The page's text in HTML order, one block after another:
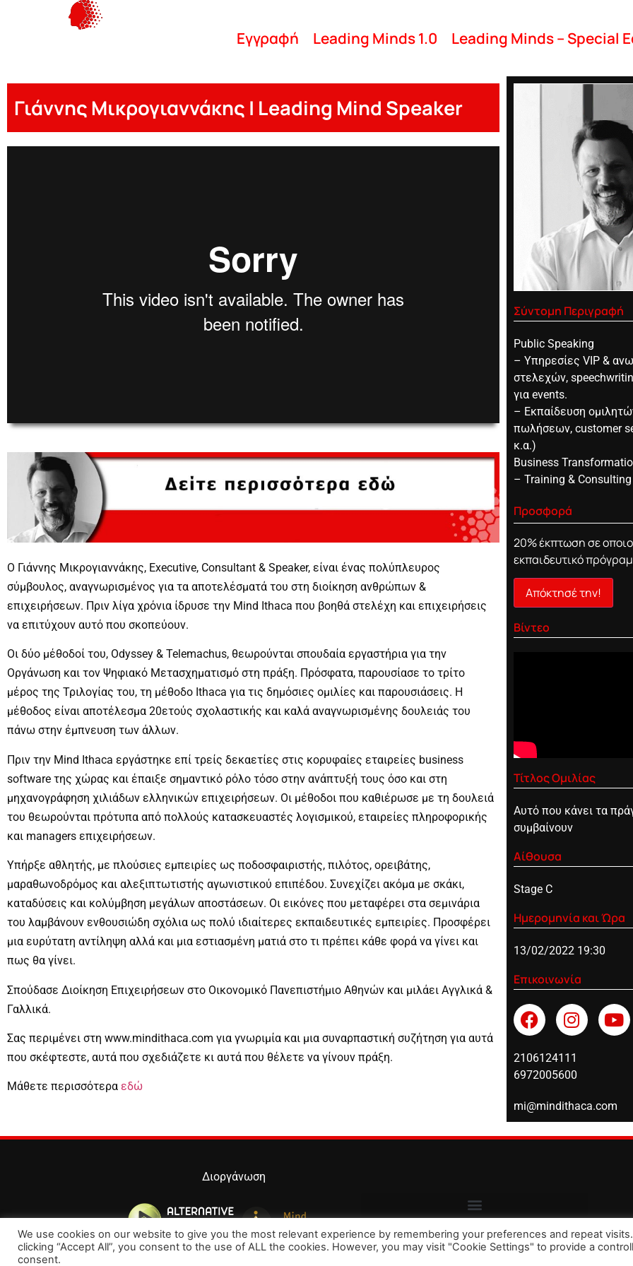
Εγγραφή Leading Minds 1.0 Leading Minds – Special
Γιάννης Μικρογιαννάκης | Leading Mind Speaker
Ο Γιάννης Μικρογιαννάκης, Executive, Consultant & Speaker, είναι ένας πολύπλευρος
σύμβουλος, αναγνωρισμένος για τα αποτελέσματά του στη διοίκηση ανθρώπων &
επιχειρήσεων. Πριν λίγα χρόνια ίδρυσε την Mind Ithaca που βοηθά στελέχη και επιχειρήσεις
να επιτύχουν αυτό που σκοπεύουν.
Οι δύο μέθοδοί του, Odyssey & Telemachus, θεωρούνται σπουδαία εργαστήρια για την
Οργάνωση και τον Ψηφιακό Μετασχηματισμό στη πράξη. Πρόσφατα, παρουσίασε το τρίτο
μέρος της Τριλογίας του, τη μέθοδο Ithaca για τις δημόσιες ομιλίες και παρουσιάσεις. H
μέθοδος είναι αποτέλεσμα 20ετούς σχολαστικής και καλά αναγνωρισμένης δουλειάς του
πάνω στην έμπνευση των άλλων.
Πριν την Mind Ithaca εργάστηκε επί τρείς δεκαετίες στις κορυφαίες εταιρείες business
software της χώρας και έπαιξε σημαντικό ρόλο τόσο στην ανάπτυξή τους όσο και στη
μηχανογράφηση χιλιάδων ελληνικών επιχειρήσεων. Οι μέθοδοι που καθιέρωσε με τη δουλειά
του θεωρούνται πρότυπα από πολλούς κατασκευαστές λογισμικού, εταιρείες πληροφορικής
και managers επιχειρήσεων.
Υπήρξε αθλητής, με πλούσιες εμπειρίες ως ποδοσφαιριστής, πιλότος, ορειβάτης,
μαραθωνοδρόμος και αλεξιπτωτιστής αγωνιστικού επιπέδου. Συνεχίζει ακόμα με σκάκι,
καταδύσεις και κολύμβηση μεγάλων αποστάσεων. Οι εικόνες που μεταφέρει στα σεμινάρια
του λαμβάνουν ενθουσιώδη σχόλια ως πολύ ιδιαίτερες εκπαιδευτικές εμπειρίες. Προσφέρει
μια ευρύτατη αντίληψη αλλά και μια εστιασμένη ματιά στο τι πρέπει κάθε φορά να γίνει και
πως θα γίνει.
Σπούδασε Διοίκηση Επιχειρήσεων στο Οικονομικό Πανεπιστήμιο Αθηνών και μιλάει Αγγλικά &
Γαλλικά.
Σας περιμένει στη www.mindithaca.com για γνωριμία και μια συναρπαστική συζήτηση για αυτά
που σκέφτεστε, αυτά που σχεδιάζετε κι αυτά που θέλετε να γίνουν πράξη.
Μάθετε περισσότερα εδώ
Σύντομη Περιγραφή
Public Speaking
– Υπηρεσίες VIP &
στελεχών,
για events.
– Εκπαίδευση
πωλήσεων, customer
κ.α.)
Business
– Training & Consulting
Προσφορά
20% έκπτωση σε
εκπαιδευτικό
Απόκτησέ την!
Βίντεο
Τίτλος Ομιλίας
Αυτό που κάνει τα
συμβαίνουν
Αίθουσα
Stage C
Ημερομηνία και Ώρα
13/02/2022 19:30
Επικοινωνία
2106124111
6972005600
mi@mindithaca.com
Διοργάνωση
We use cookies on our website to give you the most relevant experience by remembering your preferences and repeat
clicking “Accept All”, you consent to the use of ALL the cookies. However, you may visit "Cookie Settings" to provide a
consent.